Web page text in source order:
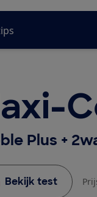
Plus +
Bekijk test